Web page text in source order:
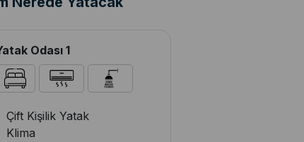
Odası 1
Çift Kişilik Yatak
Klima